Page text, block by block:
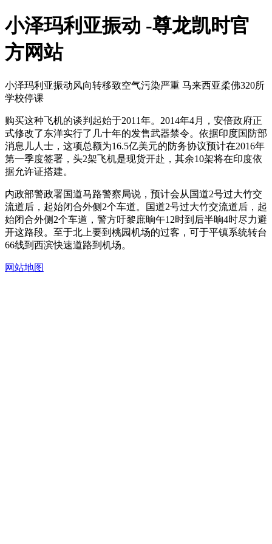
小泽玛利亚振动 -尊龙凯时官
方网站
小泽玛利亚振动风向转移致空气污染严重 马来西亚柔佛320所
学校停课
购买这种飞机的谈判起始于2011年。2014年4月，安倍政府正
式修改了东洋实行了几十年的发售武器禁令。依据印度国防部
消息儿人士，这项总额为16.5亿美元的防务协议预计在2016年
第一季度签署，头2架飞机是现货开赴，其余10架将在印度依
据允许证搭建。
内政部警政署国道马路警察局说，预计会从国道2号过大竹交
流道后，起始闭合外侧2个车道。国道2号过大竹交流道后，起
始闭合外侧2个车道，警方吁黎庶晌午12时到后半晌4时尽力避
开这路段。至于北上要到桃园机场的过客，可于平镇系统转台
66线到西滨快速道路到机场。
网站地图